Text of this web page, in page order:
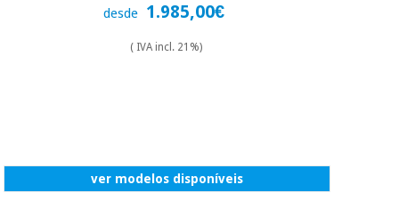
desde 1.985,00€
( IVA incl. 21%)
ver modelos disponíveis